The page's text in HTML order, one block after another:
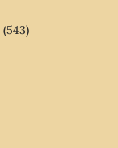
(543)